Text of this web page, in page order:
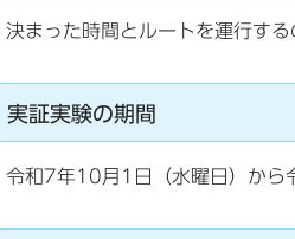
決まった時間とルートを運行する
実証実験の期間
令和7年10月1日（水曜日）から